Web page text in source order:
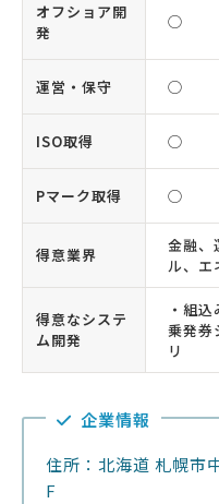
オフショア開
発
◯
運営・保守 ◯
ISO取得 ◯
Pマーク取得 ◯
得意業界
金融、
ル、エ
得意なシステ
ム開発
・組
乗発券
リ
企業情報
住所：北海道 札幌市
F